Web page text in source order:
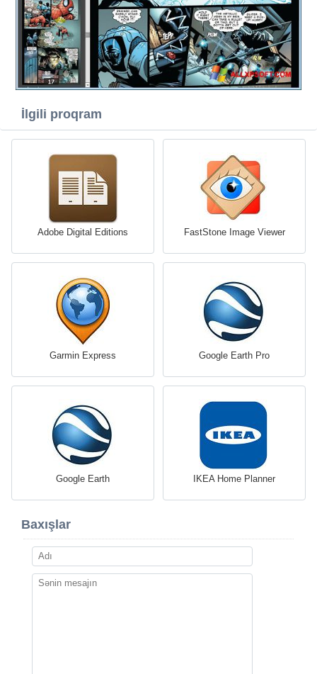
İlgili proqram
Adobe Digital Editions FastStone Image Viewer
Garmin Express Google Earth Pro
Google Earth IKEA Home Planner
Baxışlar